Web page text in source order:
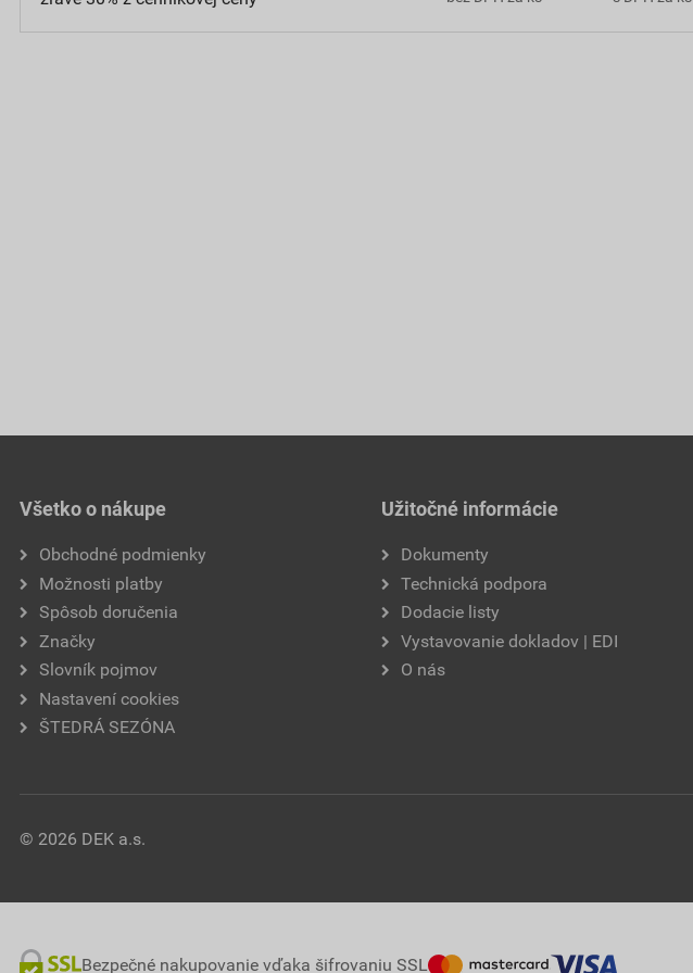
Všetko o nákupe
Obchodné podmienky
Možnosti platby
Spôsob doručenia
Značky
Slovník pojmov
Nastavení cookies
ŠTEDRÁ SEZÓNA
Užitočné informácie
Dokumenty
Technická podpora
Dodacie listy
Vystavovanie dokladov | EDI
O nás
© 2026 DEK a.s.
Bezpečné nakupovanie vďaka šifrovaniu SSL